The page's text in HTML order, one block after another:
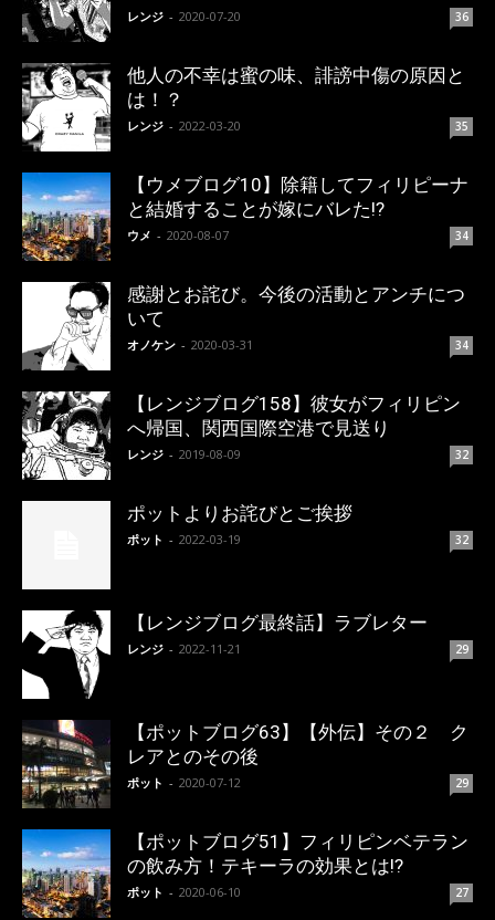
レンジ - 2020-07-20 36
他人の不幸は蜜の味、誹謗中傷の原因と
は！？
レンジ - 2022-03-20 35
【ウメブログ10】除籍してフィリピーナ
と結婚することが嫁にバレた!?
ウメ - 2020-08-07 34
感謝とお詫び。今後の活動とアンチにつ
いて
オノケン - 2020-03-31 34
【レンジブログ158】彼女がフィリピン
へ帰国、関西国際空港で見送り
レンジ - 2019-08-09 32
ポットよりお詫びとご挨拶
ポット - 2022-03-19 32
【レンジブログ最終話】ラブレター
レンジ - 2022-11-21 29
【ポットブログ63】【外伝】その２ ク
レアとのその後
ポット - 2020-07-12 29
【ポットブログ51】フィリピンベテラン
の飲み方！テキーラの効果とは!?
ポット - 2020-06-10 27